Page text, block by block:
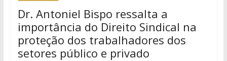
Dr. Antoniel Bispo ressalta a
importância do Direito Sindical na
proteção dos trabalhadores dos
setores público e privado